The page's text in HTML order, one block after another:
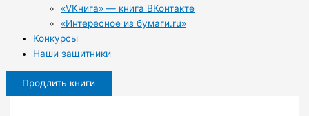
«VКнига» — книга ВКонтакте
«Интересное из бумаги.ru»
Конкурсы
Наши защитники
Продлить книги